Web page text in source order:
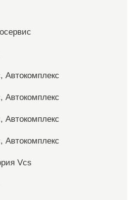
Автокомплекс
Автокомплекс
Автокомплекс
Автокомплекс
Vcs